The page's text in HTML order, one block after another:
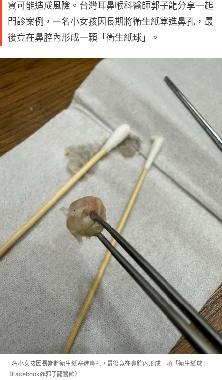
實可能造成風險。台灣耳鼻喉科醫師郭子龍分享一起
門診案例，一名小女孩因長期將衛生紙塞進鼻孔，最
後竟在鼻腔內形成一顆「衛生紙球」。
一名小女孩因長期將衛生紙塞進鼻孔，最後竟在鼻腔內形成一顆「衛生紙球」
（Facebook@郭子龍醫師）